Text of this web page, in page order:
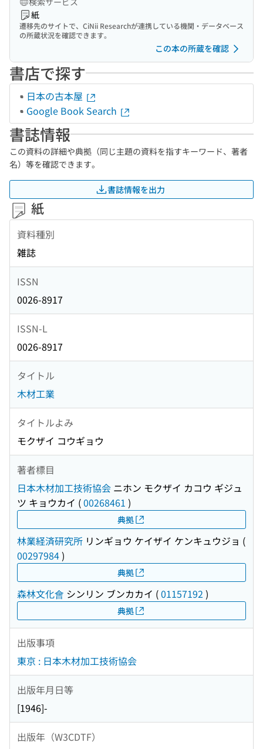
紙
遷移先のサイトで、CiNii Researchが連携している機関・データベース
の所蔵状況を確認できます。
この本の所蔵を確認
書店で探す
日本の古本屋
Google Book Search
書誌情報
この資料の詳細や典拠（同じ主題の資料を指すキーワード、著者
名）等を確認できます。
書誌情報を出力
紙
資料種別
雑誌
ISSN
0026-8917
ISSN-L
0026-8917
タイトル
木材工業
タイトルよみ
モクザイ コウギョウ
著者標目
日本木材加工技術協会 ニホン モクザイ カコウ ギジュ
ツ キョウカイ (00268461 )
典拠
林業経済研究所 リンギョウ ケイザイ ケンキュウジョ (
00297984)
典拠
森林文化會 シンリン ブンカカイ (01157192 )
典拠
出版事項
東京 : 日本木材加工技術協会
出版年月日等
[1946]-
出版年（W3CDTF）